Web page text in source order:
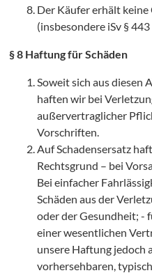
Der Käufer erhält
(insbesondere iSv § 443
§ 8 Haftung für Schäden
Soweit sich aus diesen
haften wir bei
außervertraglicher
Vorschriften.
Auf Schadensersatz
Rechtsgrund – bei
Bei einfacher
Schäden aus der
oder der Gesundheit; -
einer wesentlichen
unsere Haftung jedoch
vorhersehbaren,